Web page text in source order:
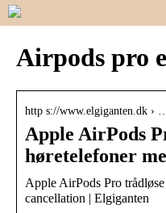
Airpods pro
http s://www.elgiganten.dk ›
Apple AirPods
høretelefoner
Apple AirPods Pro
cancellation | Elgiganten